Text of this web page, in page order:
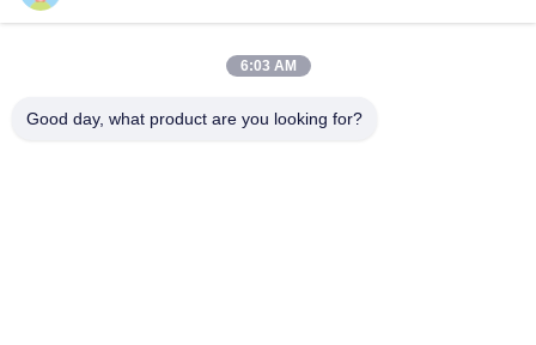
Escova de varredura
Escova de extremidade de arame
6:03 AM
Good day, what product are you looking for?